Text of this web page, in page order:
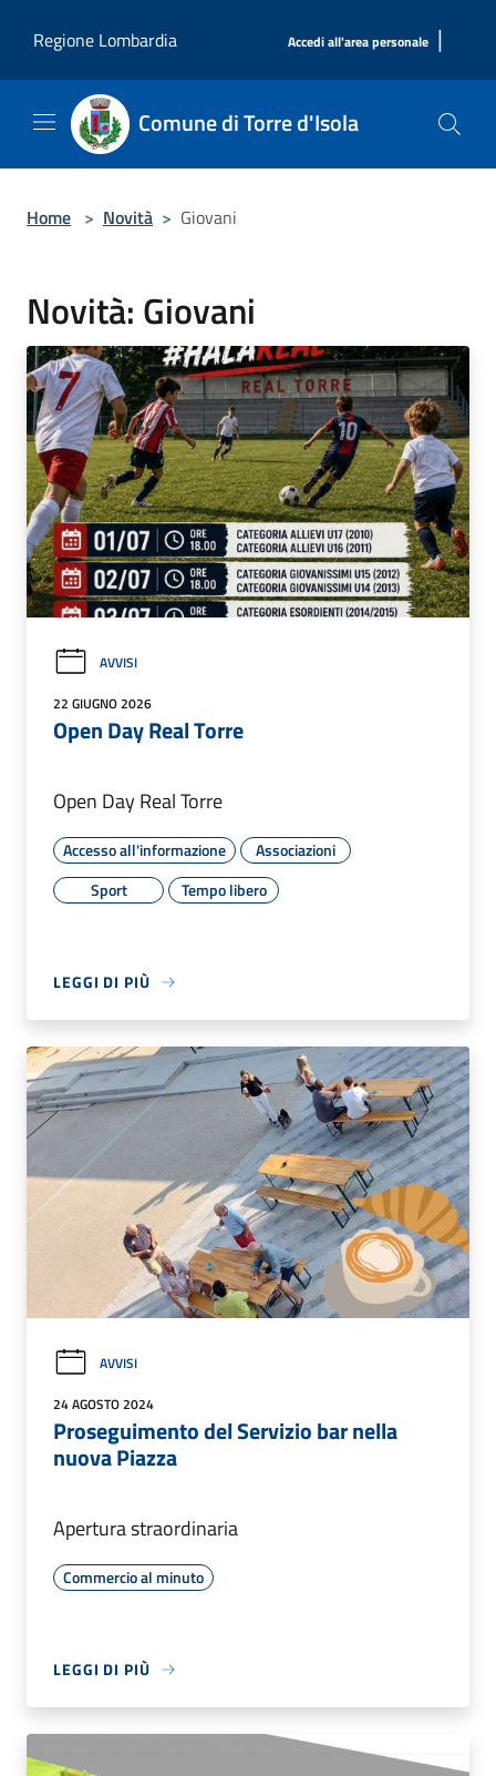
Regione Lombardia
Accedi all'area personale |
Comune di Torre d'Isola
Home > Novità > Giovani
Novità: Giovani
AVVISI
22 GIUGNO 2026
Open Day Real Torre
Open Day Real Torre
Accesso all'informazione
Associazioni
Sport
Tempo libero
LEGGI DI PIÙ
AVVISI
24 AGOSTO 2024
Proseguimento del Servizio bar nella
nuova Piazza
Apertura straordinaria
Commercio al minuto
LEGGI DI PIÙ